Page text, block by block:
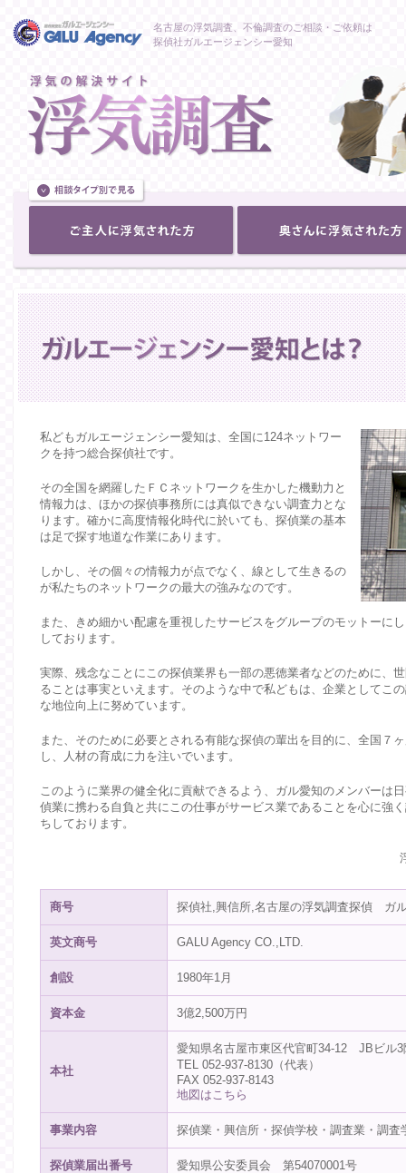
名古屋の浮気調査、不倫調査のご相談・ご依頼は
探偵社ガルエージェンシー愛知
私どもガルエージェンシー愛知は、全国に124ネットワー
クを持つ総合探偵社です。
その全国を網羅したＦＣネットワークを生かした機動力と
情報力は、ほかの探偵事務所には真似できない調査力とな
ります。確かに高度情報化時代に於いても、探偵業の基本
は足で探す地道な作業にあります。
しかし、その個々の情報力が点でなく、線として生きるの
が私たちのネットワークの最大の強みなのです。
また、きめ細かい配慮を重視したサービスをグループのモットーに
しております。
実際、残念なことにこの探偵業界も一部の悪徳業者などのために、
ることは事実といえます。そのような中で私どもは、企業としてこ
な地位向上に努めています。
また、そのために必要とされる有能な探偵の輩出を目的に、全国７
し、人材の育成に力を注いでいます。
このように業界の健全化に貢献できるよう、ガル愛知のメンバーは
偵業に携わる自負と共にこの仕事がサービス業であることを心に強
ちしております。
商号 探偵社,興信所,名古屋の浮気調査探偵 ガ
英文商号 GALU Agency CO.,LTD.
創設 1980年1月
資本金 3億2,500万円
本社
愛知県名古屋市東区代官町34-12 JBビル3
TEL 052-937-8130（代表）
FAX 052-937-8143
地図はこちら
事業内容 探偵業・興信所・探偵学校・調査業・調査
探偵業届出番号 愛知県公安委員会 第54070001号